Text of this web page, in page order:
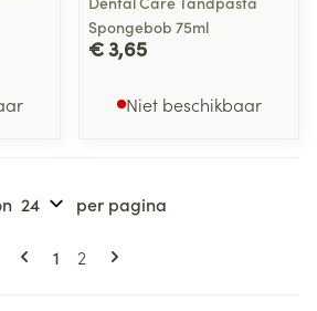
Spongebob 75ml
€ 3,65
Niet beschikbaar
Pagina's
U lees momenteel pagina
1 Pagina
2
per pagina